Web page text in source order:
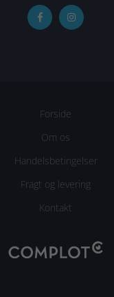
Forside
Om os
Handelsbetingelser
Fragt og levering
Kontakt